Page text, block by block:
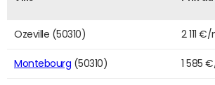
Ozeville (50310) 2 111
Montebourg (50310) 1 585